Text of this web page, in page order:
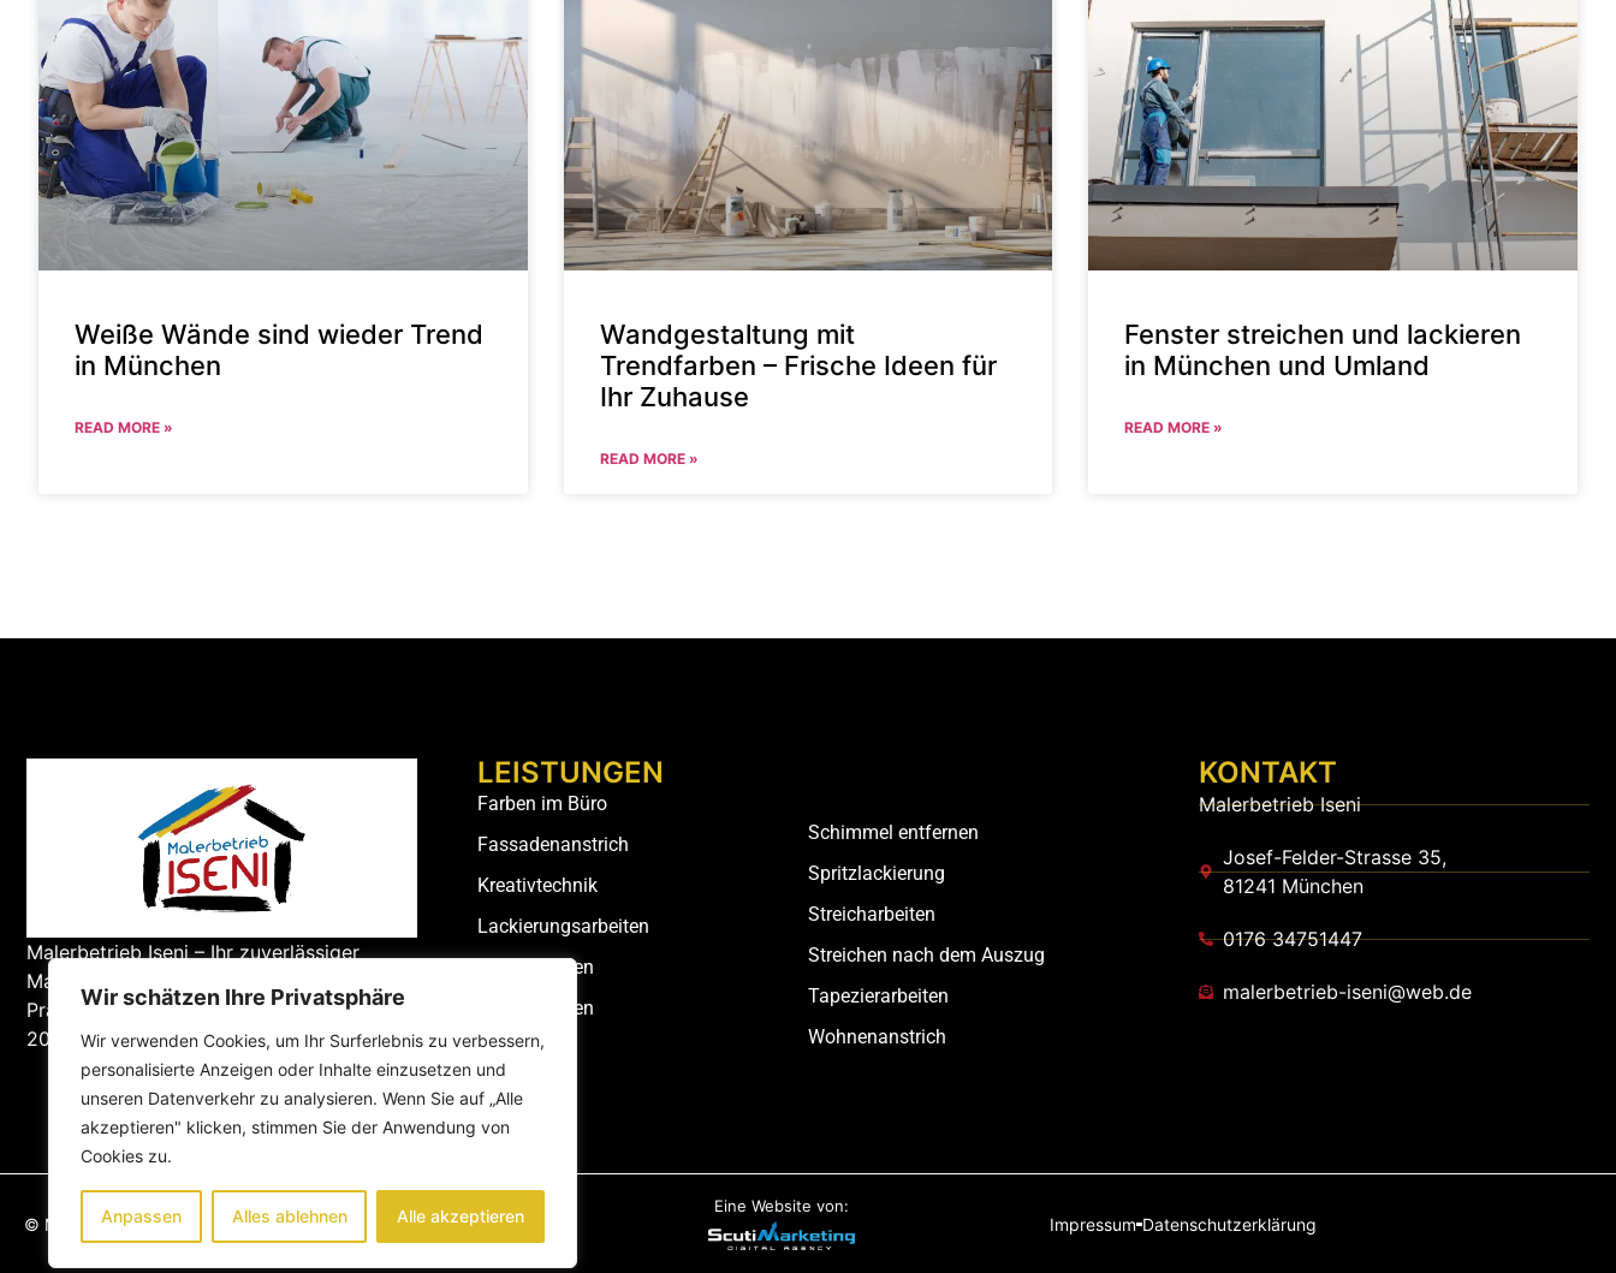
Wir schätzen Ihre Privatsphäre
Wir verwenden Cookies, um Ihr Surferlebnis zu verbessern,
personalisierte Anzeigen oder Inhalte einzusetzen und
unseren Datenverkehr zu analysieren. Wenn Sie auf „Alle
akzeptieren" klicken, stimmen Sie der Anwendung von
Cookies zu.
Anpassen Alles ablehnen Alle akzeptieren
Weiße Wände sind wieder Trend
in München
READ MORE »
Wandgestaltung mit
Trendfarben – Frische Ideen für
Ihr Zuhause
READ MORE »
Fenster streichen und lackieren
in München und Umland
READ MORE »
Malerbetrieb Iseni – Ihr zuverlässiger
Malerbetrieb in München. Qualität,
Präzision und Kundenzufriedenheit seit
2015.
LEISTUNGEN
Farben im Büro
Fassadenanstrich
Kreativtechnik
Lackierungsarbeiten
Lasurarbeiten
Malerarbeiten
Schimmel entfernen
Spritzlackierung
Streicharbeiten
Streichen nach dem Auszug
Tapezierarbeiten
Wohnenanstrich
KONTAKT
Malerbetrieb Iseni
Josef-Felder-Strasse 35,
81241 München
0176 34751447
malerbetrieb-iseni@web.de
© Malerbetrieb Iseni – Alle Rechte vorbehalten!
Eine Website von:
Impressum Datenschutzerklärung